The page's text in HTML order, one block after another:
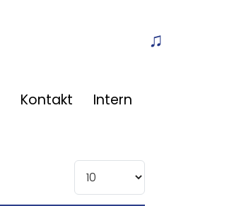
Off-Canvas
Kontakt Intern
Anzeige #